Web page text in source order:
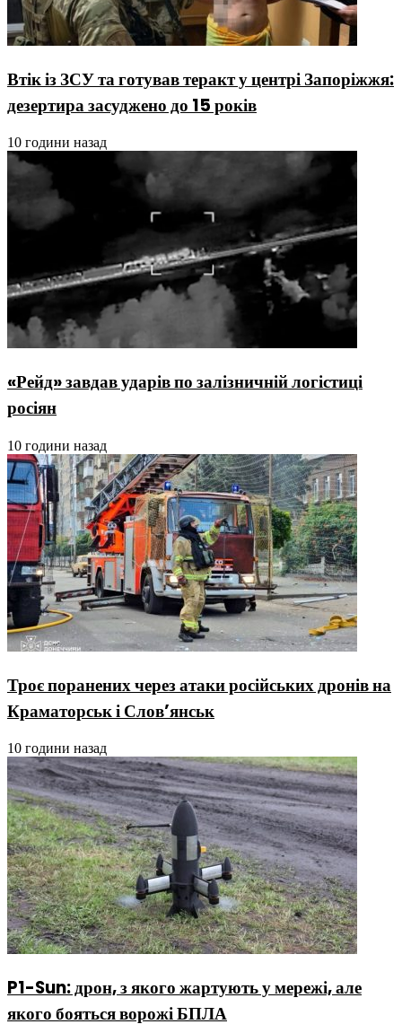
Втік із ЗСУ та готував теракт у центрі Запоріжжя:
дезертира засуджено до 15 років
10 години назад
«Рейд» завдав ударів по залізничній логістиці
росіян
10 години назад
Троє поранених через атаки російських дронів на
Краматорськ і Слов’янськ
10 години назад
P1-Sun: дрон, з якого жартують у мережі, але
якого бояться ворожі БПЛА